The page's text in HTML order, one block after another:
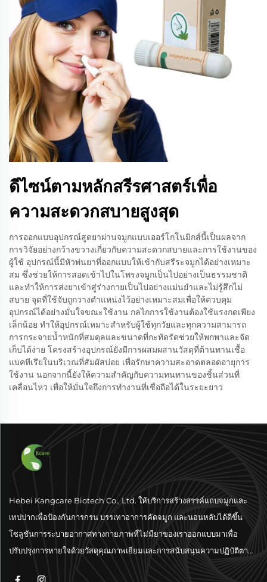
ดีไซน์ตามหลักสรีรศาสตร์เพื่อ
ความสะดวกสบายสูงสุด
การออกแบบอุปกรณ์สูดยาผ่านจมูกแบบเออร์โกโนมิกส์นี้เป็นผลจาก
การวิจัยอย่างกว้างขวางเกี่ยวกับความสะดวกสบายและการใช้งานของ
ผู้ใช้ อุปกรณ์นี้มีหัวพ่นยาที่ออกแบบให้เข้ากับสรีระจมูกได้อย่างเหมาะ
สม ซึ่งช่วยให้การสอดเข้าไปในโพรงจมูกเป็นไปอย่างเป็นธรรมชาติ
และทำให้การส่งยาเข้าสู่ร่างกายเป็นไปอย่างแม่นยำและไม่รู้สึกไม่
สบาย จุดที่ใช้จับถูกวางตำแหน่งไว้อย่างเหมาะสมเพื่อให้ควบคุม
อุปกรณ์ได้อย่างมั่นใจขณะใช้งาน กลไกการใช้งานต้องใช้แรงกดเพียง
เล็กน้อย ทำให้อุปกรณ์เหมาะสำหรับผู้ใช้ทุกวัยและทุกความสามารถ
การกระจายน้ำหนักที่สมดุลและขนาดที่กะทัดรัดช่วยให้พกพาและจัด
เก็บได้ง่าย โครงสร้างอุปกรณ์ยังมีการผสมผสานวัสดุที่ต้านทานเชื้อ
แบคทีเรียในบริเวณที่สัมผัสบ่อย เพื่อรักษาความสะอาดตลอดอายุการ
ใช้งาน นอกจากนี้ยังให้ความสำคัญกับความทนทานของชิ้นส่วนที่
เคลื่อนไหว เพื่อให้มั่นใจถึงการทำงานที่เชื่อถือได้ในระยะยาว
Hebei Kangcare Biotech Co., Ltd. ให้บริการสร้างสรรค์แถบจมูกและ
เทปปากเพื่อป้องกันการกรน บรรเทาอาการคัดจมูก และนอนหลับได้ดีขึ้น
โซลูชันการระบายอากาศทางกายภาพที่ไม่มียาของเราออกแบบมาเพื่อ
ปรับปรุงการหายใจด้วยวัสดุคุณภาพเยี่ยมและการสนับสนุนความปฏิบัติตาม